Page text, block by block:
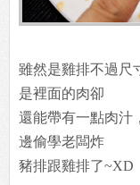
雖然是雞排不過尺
是裡面的肉卻
還能帶有一點肉汁
邊偷學老闆炸
豬排跟雞排了~XD